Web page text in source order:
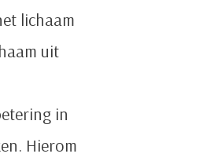
lichaam
uit
in
Hierom